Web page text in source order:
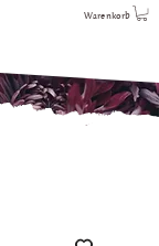
Warenkorb